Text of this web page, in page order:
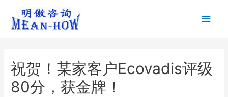
祝贺！某家客户Ecovadis评级
80分，获金牌！